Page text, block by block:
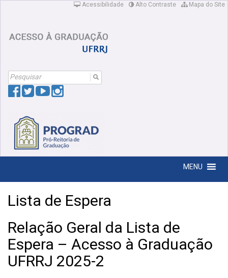
Mapa do Site
Alto Contraste
Acessibilidade
Search
For:
MENU
Lista de Espera
Relação Geral da Lista de
Espera – Acesso à Graduação
UFRRJ 2025-2